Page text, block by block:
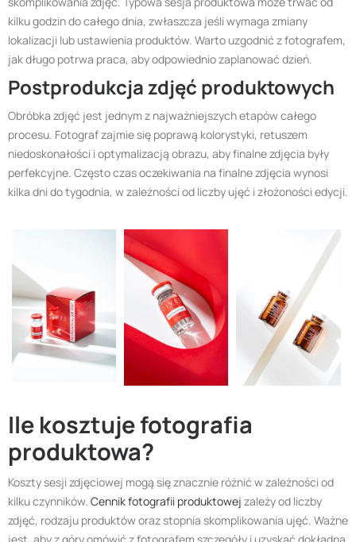
kilku godzin do całego dnia, zwłaszcza jeśli wymaga zmiany
lokalizacji lub ustawienia produktów. Warto uzgodnić z fotografem,
jak długo potrwa praca, aby odpowiednio zaplanować dzień.
Postprodukcja zdjęć produktowych
Obróbka zdjęć jest jednym z najważniejszych etapów całego
procesu. Fotograf zajmie się poprawą kolorystyki, retuszem
niedoskonałości i optymalizacją obrazu, aby finalne zdjęcia były
perfekcyjne. Często czas oczekiwania na finalne zdjęcia wynosi
kilka dni do tygodnia, w zależności od liczby ujęć i złożoności edycji.
Ile kosztuje fotografia
produktowa?
Koszty sesji zdjęciowej mogą się znacznie różnić w zależności od
kilku czynników. Cennik fotografii produktowej zależy od liczby
zdjęć, rodzaju produktów oraz stopnia skomplikowania ujęć. Ważne